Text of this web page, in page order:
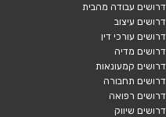
דרושים עבודה מהבית
דרושים עיצוב
דרושים עורכי דין
דרושים מדיה
דרושים קמעונאות
דרושים תחבורה
דרושים רפואה
דרושים שיווק